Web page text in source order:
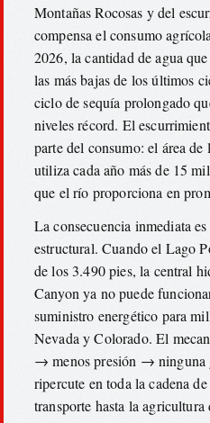
Montañas Rocosas y del
compensa el consumo
2026, la cantidad de agua
las más bajas de los últimos
ciclo de sequía prolongado
niveles récord. El
parte del consumo: el área
utiliza cada año más de 15
que el río proporciona en
La consecuencia inmediata
estructural. Cuando el Lago
de los 3.490 pies, la central
Canyon ya no puede
suministro energético para
Nevada y Colorado. El
→ menos presión → ninguna
ripercute en toda la cadena
transporte hasta la agricultura